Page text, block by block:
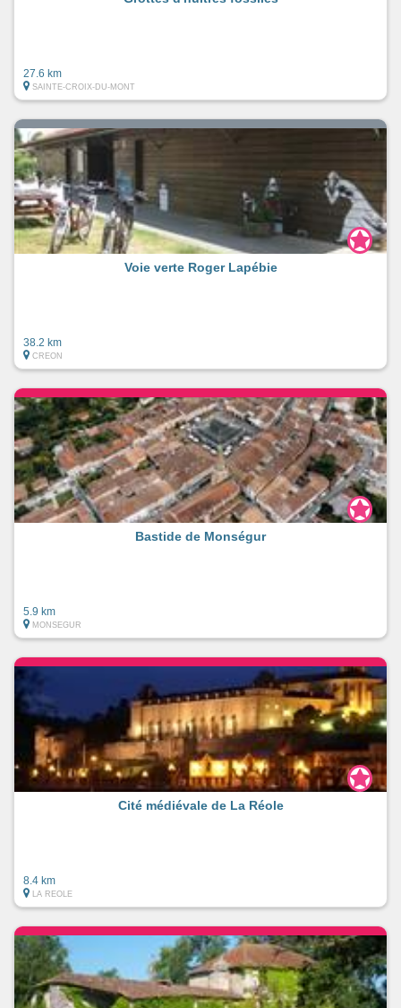
27.6 km
SAINTE-CROIX-DU-MONT
Voie verte Roger Lapébie
38.2 km
CREON
Bastide de Monségur
5.9 km
MONSEGUR
Cité médiévale de La Réole
8.4 km
LA REOLE